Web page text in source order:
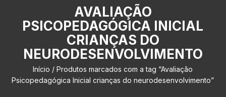
AVALIAÇÃO
PSICOPEDAGÓGICA INICIAL
CRIANÇAS DO
NEURODESENVOLVIMENTO
Início / Produtos marcados com a tag “Avaliação
Psicopedagógica Inicial crianças do neurodesenvolvimento”